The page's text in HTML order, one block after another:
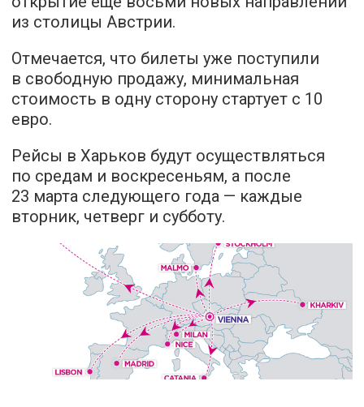
из столицы Австрии.
Отмечается, что билеты уже поступили
в свободную продажу, минимальная
стоимость в одну сторону стартует с 10
евро.
Рейсы в Харьков будут осуществляться
по средам и воскресеньям, а после
23 марта следующего года — каждые
вторник, четверг и субботу.